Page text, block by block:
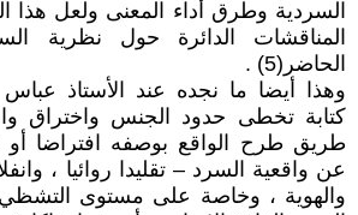
السردية وطرق أداء المعنى ولعل
المناقشات الدائرة حول نظرية
الحاضر(5) .
وهذا أيضا ما نجده عند الأستاذ
كتابة تخطى حدود الجنس واختراق
طريق طرح الواقع بوصفه افتراضا أو
عن واقعية السرد – تقليدا روائيا ،
والهوية ، وخاصة على مستوى